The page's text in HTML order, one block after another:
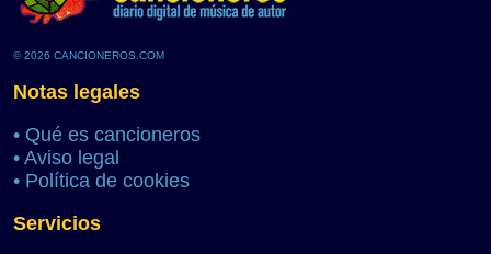
© 2026 CANCIONEROS.COM
Notas legales
• Qué es cancioneros
• Aviso legal
• Política de cookies
Servicios